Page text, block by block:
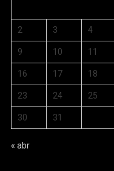
2 3 4
9 10 11
16 17 18
23 24 25
30 31
« abr